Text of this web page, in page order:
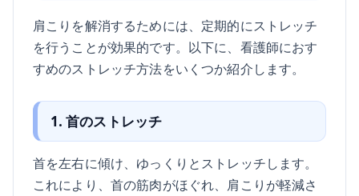
肩こりを解消するためには、定期的にストレッチ
を行うことが効果的です。以下に、看護師におす
すめのストレッチ方法をいくつか紹介します。
1. 首のストレッチ
首を左右に傾け、ゆっくりとストレッチします。
これにより、首の筋肉がほぐれ、肩こりが軽減さ